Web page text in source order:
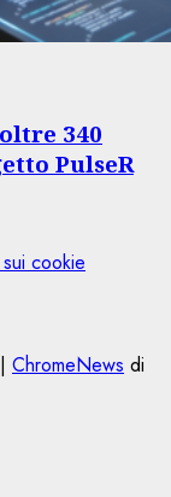
340
PulseR
cookie
| ChromeNews di